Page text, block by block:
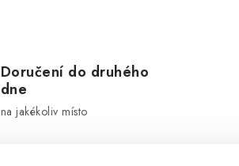
Doručení do druhého
dne
na jakékoliv místo